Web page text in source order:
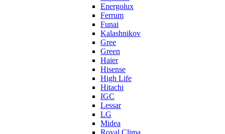
Energolux
Ferrum
Funai
Kalashnikov
Gree
Grеen
Haier
Hisense
High Life
Hitachi
IGC
Lessar
LG
Midea